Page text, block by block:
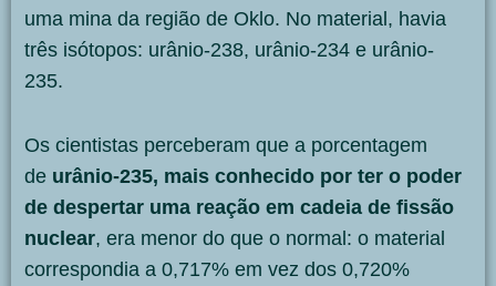
uma mina da região de Oklo. No material, havia
três isótopos: urânio-238, urânio-234 e urânio-
235.
Os cientistas perceberam que a porcentagem
de urânio-235, mais conhecido por ter o poder
de despertar uma reação em cadeia de fissão
nuclear, era menor do que o normal: o material
correspondia a 0,717% em vez dos 0,720%